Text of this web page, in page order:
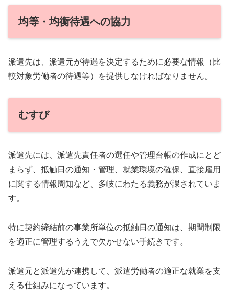
均等・均衡待遇への協力
派遣先は、派遣元が待遇を決定するために必要な情報（比
較対象労働者の待遇等）を提供しなければなりません。
むすび
派遣先には、派遣先責任者の選任や管理台帳の作成にとど
まらず、抵触日の通知・管理、就業環境の確保、直接雇用
に関する情報周知など、多岐にわたる義務が課されていま
す。
特に契約締結前の事業所単位の抵触日の通知は、期間制限
を適正に管理するうえで欠かせない手続きです。
派遣元と派遣先が連携して、派遣労働者の適正な就業を支
える仕組みになっています。